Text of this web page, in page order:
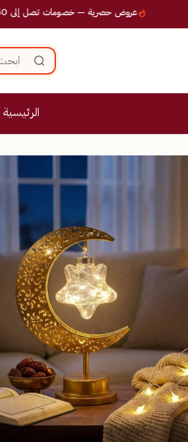
عروض حصرية — خصومات تصل إلى 50%
الرئيسية